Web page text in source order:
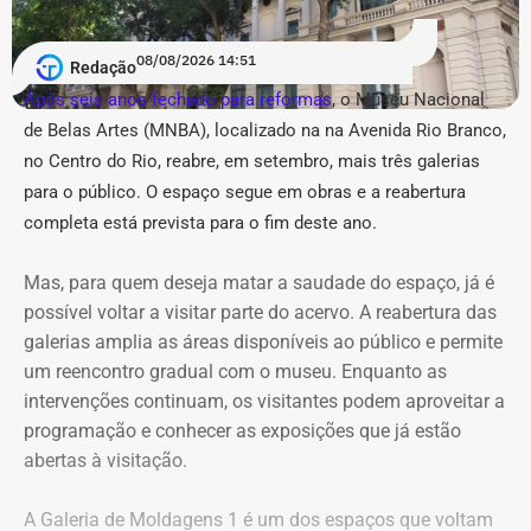
pseudojornalística” e suspeita de
“repetição” no Instagram
Em um anexo de 36 páginas, o município relacionou 31
publicações, sendo a maior parte — 14 conteúdos —
atribuída ao perfil @buziosnuecru. Outras seis são do
@buziosinformacoes, quatro do @acorda_buziosrj, duas
do @fofoca_na_calcada e as demais estão distribuídas
Na petição inicial, a gestão municipal afirma que os perfis
empregam “estética pseudojornalística”, manchetes
conclusivas, memes, montagens e acusações por
associação para repercutir temas relacionados a
hospitais, contratos, obras, programas públicos e agentes
municipais. Além disso, o Executivo também alerta que a
contas diferentes poderia produzir uma aparência
Redação08/08/2026 14:51
Após seis anos fechado para reformas, o Museu Nacional
de Belas Artes (MNBA), localizado na na Avenida Rio Branco,
no Centro do Rio, reabre, em setembro, mais três galerias
para o público. O espaço segue em obras e a reabertura
completa está prevista para o fim deste ano.
Mas, para quem deseja matar a saudade do espaço, já é
possível voltar a visitar parte do acervo. A reabertura das
galerias amplia as áreas disponíveis ao público e permite
um reencontro gradual com o museu. Enquanto as
intervenções continuam, os visitantes podem aproveitar a
programação e conhecer as exposições que já estão
abertas à visitação.
A Galeria de Moldagens 1 é um dos espaços que voltam